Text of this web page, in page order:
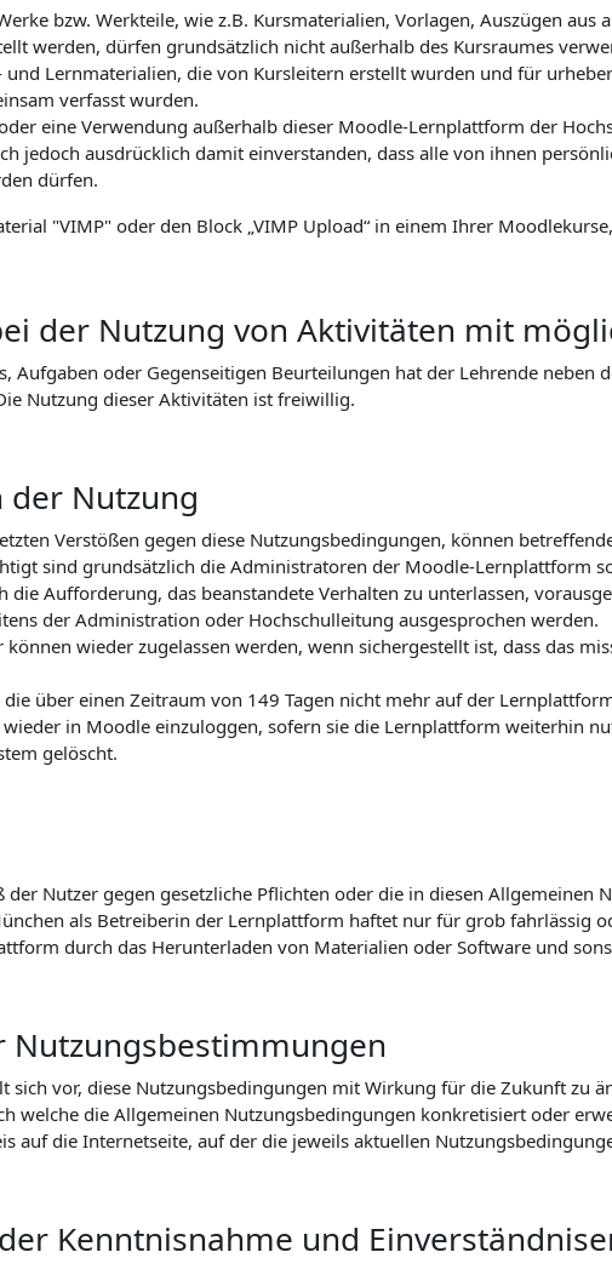
bzw. Werkteile, wie z.B. Kursmaterialien, Vorlagen, Auszügen
werden, dürfen grundsätzlich nicht außerhalb des Kursraumes
Lernmaterialien, die von Kursleitern erstellt wurden und für
verfasst wurden.
eine Verwendung außerhalb dieser Moodle-Lernplattform der
jedoch ausdrücklich damit einverstanden, dass alle von ihnen
dürfen.
"VIMP" oder den Block „VIMP Upload“ in einem Ihrer
der Nutzung von Aktivitäten mit
Aufgaben oder Gegenseitigen Beurteilungen hat der Lehrende neben
Nutzung dieser Aktivitäten ist freiwillig.
der Nutzung
Verstößen gegen diese Nutzungsbedingungen, können
sind grundsätzlich die Administratoren der Moodle-Lernplattform
die Aufforderung, das beanstandete Verhalten zu unterlassen,
der Administration oder Hochschulleitung ausgesprochen werden.
können wieder zugelassen werden, wenn sichergestellt ist, dass das
über einen Zeitraum von 149 Tagen nicht mehr auf der
in Moodle einzuloggen, sofern sie die Lernplattform weiterhin
gelöscht.
der Nutzer gegen gesetzliche Pflichten oder die in diesen
als Betreiberin der Lernplattform haftet nur für grob fahrlässig
durch das Herunterladen von Materialien oder Software und
Nutzungsbestimmungen
sich vor, diese Nutzungsbedingungen mit Wirkung für die Zukunft zu
welche die Allgemeinen Nutzungsbedingungen konkretisiert oder
auf die Internetseite, auf der die jeweils aktuellen
Kenntnisnahme und